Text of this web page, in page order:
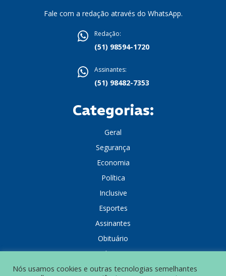
Fale com a redação através do WhatsApp.
Redação:
(51) 98594-1720
Assinantes:
(51) 98482-7353
Categorias:
Geral
Segurança
Economia
Política
Inclusive
Esportes
Assinantes
Obituário
Colunistas
Nós usamos cookies e outras tecnologias semelhantes